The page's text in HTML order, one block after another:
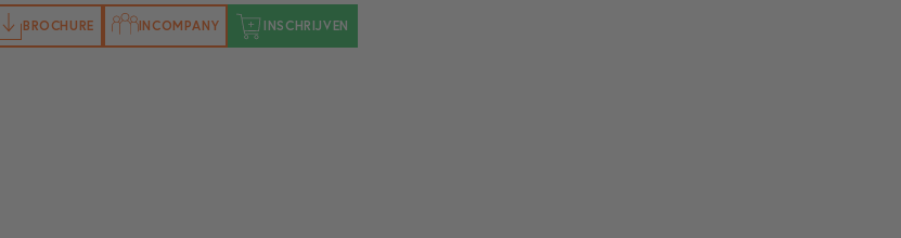
BROCHURE INCOMPANY INSCHRIJVEN